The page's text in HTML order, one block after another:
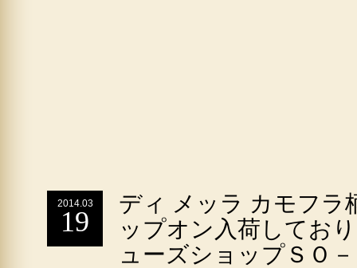
2014.03
19
ディ メッラ カモフラ
ップオン入荷してお
ューズショップＳＯ